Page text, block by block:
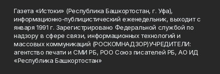
Газета «Истоки» (Республика Башкортостан, г. Уфа),
информационно-публицистический еженедельник, выходит с
января 1991 г. Зарегистрировано Федеральной службой по
надзору в сфере связи, информационных технологий и
массовых коммуникаций (РОСКОМНАДЗОР)УЧРЕДИТЕЛИ:
агентство печати и СМИ РБ, РОО Союз писателей РБ, АО ИД
«Республика Башкортостан»